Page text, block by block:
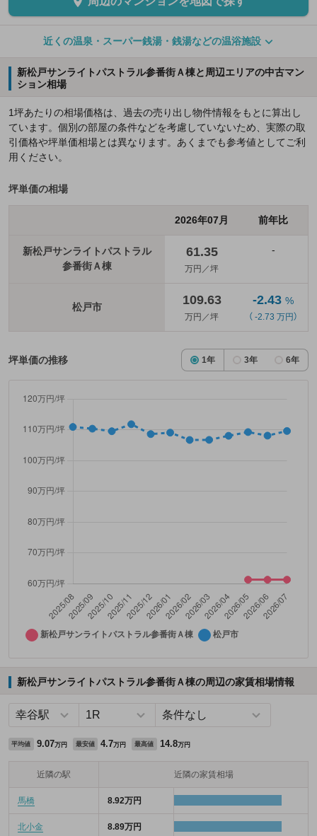
近くの温泉・スーパー銭湯・銭湯などの温浴施設
新松戸サンライトパストラル参番街Ａ棟と周辺エリアの中古マン
ション相場
1坪あたりの相場価格は、過去の売り出し物件情報をもとに算出し
ています。個別の部屋の条件などを考慮していないため、実際の取
引価格や坪単価相場とは異なります。あくまでも参考値としてご利
用ください。
坪単価の相場
2026年07月 前年比
新松戸サンライトパストラル
参番街Ａ棟
61.35
万円／坪
-
松戸市 109.63
万円／坪
-2.43 %
（ -2.73 万円）
坪単価の推移 1年 3年 6年
新松戸サンライトパストラル参番街Ａ棟の周辺の家賃相場情報
平均値 9.07万円 最安値 4.7万円 最高値 14.8万円
近隣の駅 近隣の家賃相場
馬橋 8.92万円
北小金 8.89万円